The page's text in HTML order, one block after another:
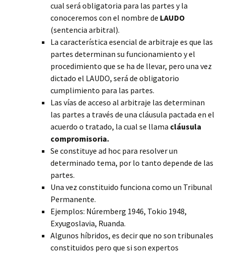
cual será obligatoria para las partes y la
conoceremos con el nombre de LAUDO
(sentencia arbitral).
La característica esencial de arbitraje es que las
partes determinan su funcionamiento y el
procedimiento que se ha de llevar, pero una vez
dictado el LAUDO, será de obligatorio
cumplimiento para las partes.
Las vías de acceso al arbitraje las determinan
las partes a través de una cláusula pactada en el
acuerdo o tratado, la cual se llama cláusula
compromisoria.
Se constituye ad hoc para resolver un
determinado tema, por lo tanto depende de las
partes.
Una vez constituido funciona como un Tribunal
Permanente.
Ejemplos: Núremberg 1946, Tokio 1948,
Exyugoslavia, Ruanda.
Algunos híbridos, es decir que no son tribunales
constituidos pero que si son expertos